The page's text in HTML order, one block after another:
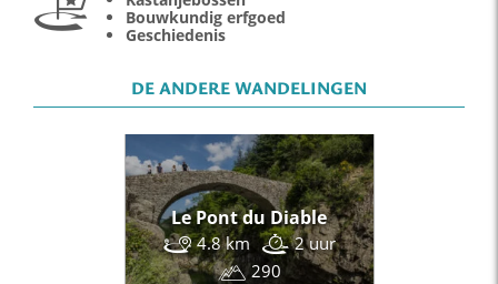
Bouwkundig erfgoed
Geschiedenis
DE ANDERE WANDELINGEN
Le Pont du Diable
4.8 km
2 uur
290